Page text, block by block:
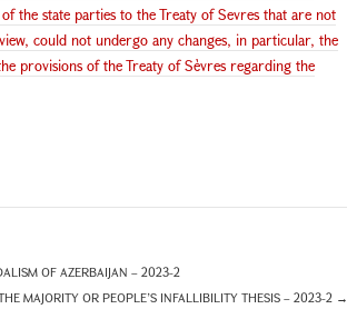
the state parties to the Treaty of Sevres that are not
could not undergo any changes, in particular, the
provisions of the Treaty of Sèvres regarding the
OF AZERBAIJAN – 2023-2
MAJORITY OR PEOPLE’S INFALLIBILITY THESIS – 2023-2 →